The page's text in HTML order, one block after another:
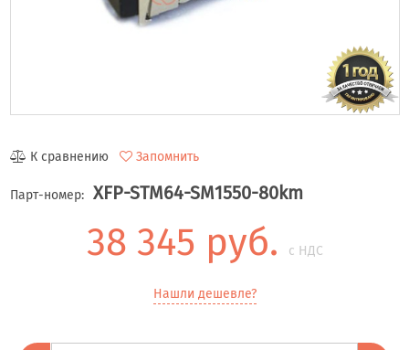
К сравнению Запомнить
Парт-номер: XFP-STM64-SM1550-80km
38 345 руб. с НДС
Нашли дешевле?